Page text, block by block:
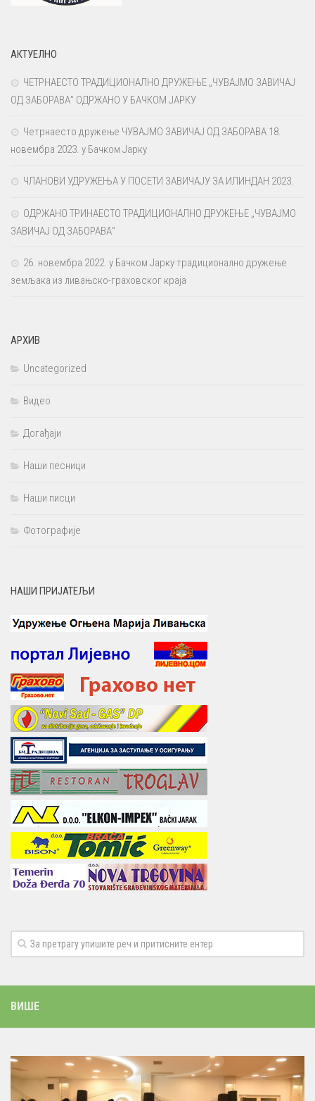
АКТУЕЛНО
ЧЕТРНАЕСТО ТРАДИЦИОНАЛНО ДРУЖЕЊЕ „ЧУВАЈМО ЗАВИЧАЈ
ОД ЗАБОРАВА” ОДРЖАНО У БАЧКОМ ЈАРКУ
Четрнаесто дружење ЧУВАЈМО ЗАВИЧАЈ ОД ЗАБОРАВА 18.
новембра 2023. у Бачком Јарку
ЧЛАНОВИ УДРУЖЕЊА У ПОСЕТИ ЗАВИЧАЈУ ЗА ИЛИНДАН 2023.
ОДРЖАНО ТРИНАЕСТО ТРАДИЦИОНАЛНО ДРУЖЕЊЕ „ЧУВАЈМО
ЗАВИЧАЈ ОД ЗАБОРАВА”
26. новембра 2022. у Бачком Јарку традиционално дружење
земљака из ливањско-граховског краја
АРХИВ
Uncategorized
Видео
Догађаји
Наши песници
Наши писци
Фотографије
НАШИ ПРИЈАТЕЉИ
ВИШЕ